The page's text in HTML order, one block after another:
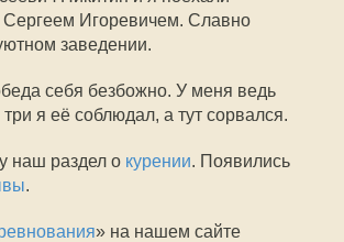
Сергеем Игоревичем. Славно
заведении.
себя безбожно. У меня ведь
я её соблюдал, а тут сорвался.
наш раздел о курении. Появились
.
» на нашем сайте